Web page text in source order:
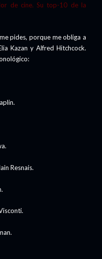
de cine. Su top-10 de la
pides, porque me obliga a
Kazan y Alfred Hitchcock.
Resnais.